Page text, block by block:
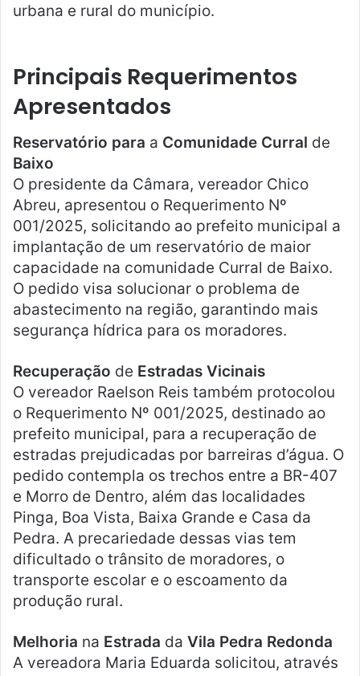
urbana e rural do município.
Principais Requerimentos
Apresentados
Reservatório para a Comunidade Curral de
Baixo
O presidente da Câmara, vereador Chico
Abreu, apresentou o Requerimento Nº
001/2025, solicitando ao prefeito municipal a
implantação de um reservatório de maior
capacidade na comunidade Curral de Baixo.
O pedido visa solucionar o problema de
abastecimento na região, garantindo mais
segurança hídrica para os moradores.
Recuperação de Estradas Vicinais
O vereador Raelson Reis também protocolou
o Requerimento Nº 001/2025, destinado ao
prefeito municipal, para a recuperação de
estradas prejudicadas por barreiras d’água. O
pedido contempla os trechos entre a BR-407
e Morro de Dentro, além das localidades
Pinga, Boa Vista, Baixa Grande e Casa da
Pedra. A precariedade dessas vias tem
dificultado o trânsito de moradores, o
transporte escolar e o escoamento da
produção rural.
Melhoria na Estrada da Vila Pedra Redonda
A vereadora Maria Eduarda solicitou, através